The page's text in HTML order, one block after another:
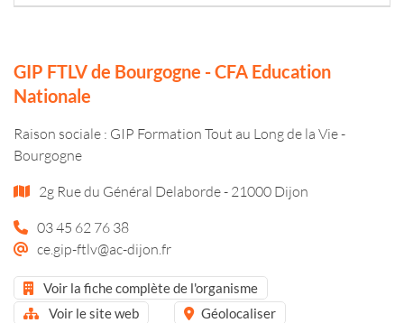
GIP FTLV de Bourgogne - CFA Education
Nationale
Raison sociale : GIP Formation Tout au Long de la Vie -
Bourgogne
2g Rue du Général Delaborde - 21000 Dijon
03 45 62 76 38
ce.gip-ftlv@ac-dijon.fr
Voir la fiche complète de l'organisme
Voir le site web
Géolocaliser